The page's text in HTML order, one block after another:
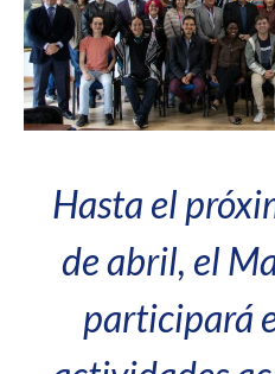
Hasta el
de abril, el
participará